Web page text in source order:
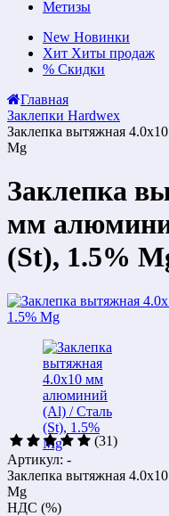
Метизы
New Новинки
Хит Хиты продаж
% Скидки
Главная
Заклепки Hardwex
Заклепка вытяжная
Mg
Заклепка
мм
(St), 1.5%
(31)
Артикул: -
Заклепка вытяжная
Mg
НДС (%)